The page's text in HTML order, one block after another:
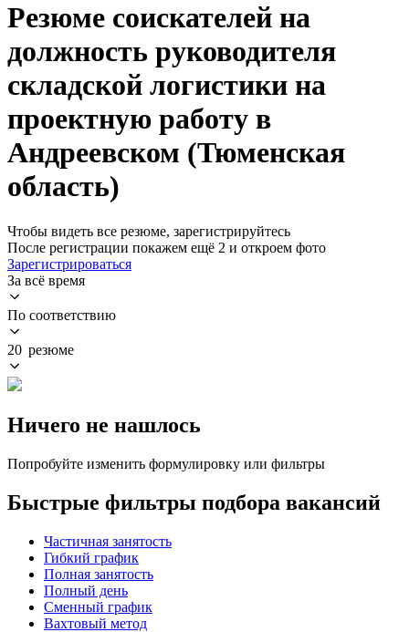
Резюме соискателей на
должность руководителя
складской логистики на
проектную работу в
Андреевском (Тюменская
область)
Чтобы видеть все резюме, зарегистрируйтесь
После регистрации покажем ещё 2 и откроем фото
Зарегистрироваться
За всё время
По соответствию
20 резюме
Ничего не нашлось
Попробуйте изменить формулировку или фильтры
Быстрые фильтры подбора вакансий
Частичная занятость
Гибкий график
Полная занятость
Полный день
Сменный график
Вахтовый метод